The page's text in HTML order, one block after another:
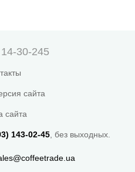
30-245
сайта
сайта
143-02-45, без выходных.